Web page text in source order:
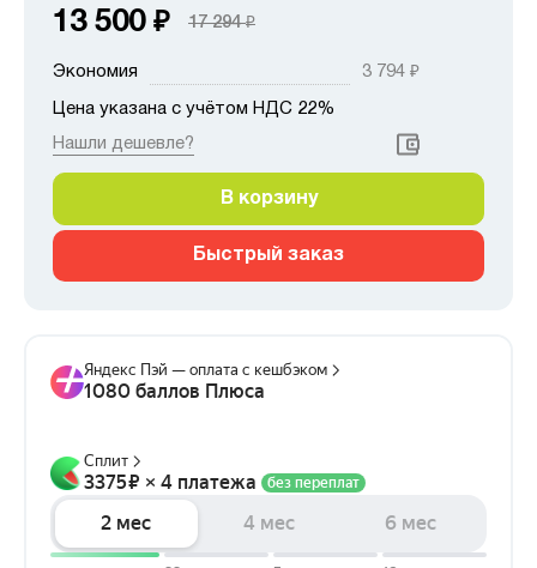
13 500 ₽ 17 294₽
Экономия 3 794 ₽
Цена указана с учётом НДС 22%
Нашли дешевле?
В корзину
Быстрый заказ